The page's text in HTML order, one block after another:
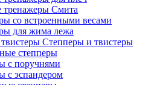
тренажеры Смита
со встроенными весами
для жима лежа
Степперы и твистеры
степперы
с поручнями
с эспандером